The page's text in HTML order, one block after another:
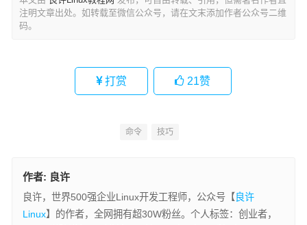
注明文章出处。如转载至微信公众号，请在文末添加作者公众号二维
码。
打赏 21赞
命令 技巧
作者: 良许
良许，世界500强企业Linux开发工程师，公众号【 良许
Linux】的作者，全网拥有超30W粉丝。个人标签：创业者，